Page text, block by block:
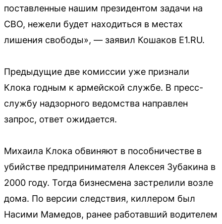
поставленные нашим президентом задачи на
СВО, нежели будет находиться в местах
лишения свободы», — заявил Кошаков Е1.RU.
Предыдущие две комиссии уже признали
Клока годным к армейской службе. В пресс-
службу надзорного ведомства направлен
запрос, ответ ожидается.
Михаила Клока обвиняют в пособничестве в
убийстве предпринимателя Алексея Зубакина в
2000 году. Тогда бизнесмена застрелили возле
дома. По версии следствия, киллером был
Насими Мамедов, ранее работавший водителем